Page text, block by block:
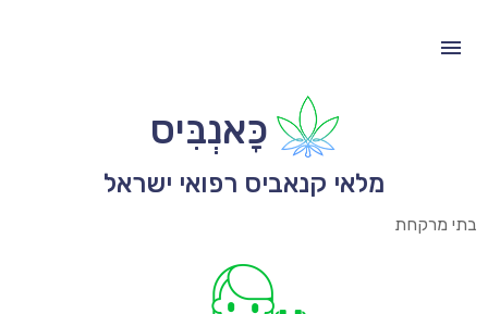
כָּאנְבִּיס
מלאי קנאביס רפואי ישראל
בתי מרקחת